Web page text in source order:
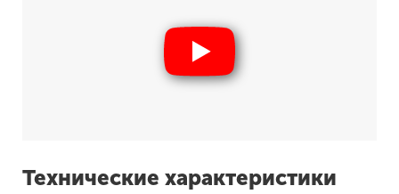
Технические характеристики